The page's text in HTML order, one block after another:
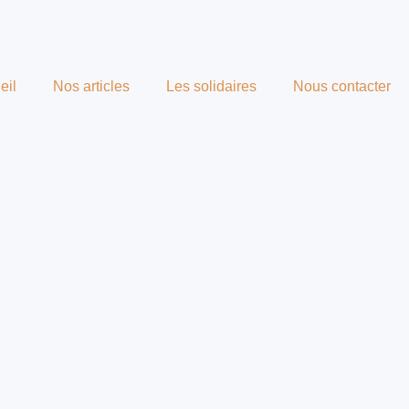
Nos articles Les solidaires Nous contacter